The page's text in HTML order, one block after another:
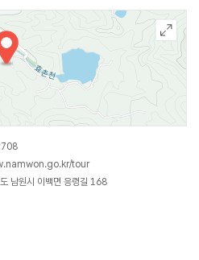
진 미륵전(현 용화전)은 정면 3칸, 측면
2구와 아미타삼존불이 모셔져 있다.
붕 건물로 1997년에 세워졌다. 내부에
상 뒤로는 근래에 제작한 여러 탱화가
tour
남원시 이백면 응령길 168